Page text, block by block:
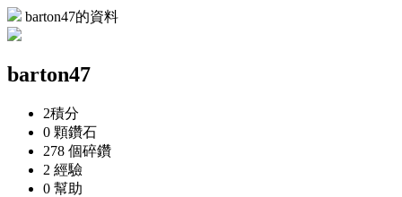
barton47的資料
barton47
2積分
0 顆鑽石
278 個碎鑽
2 經驗
0 幫助